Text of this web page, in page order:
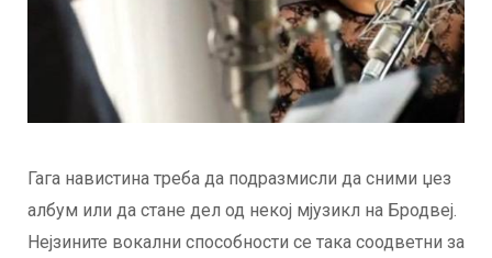
Гага навистина треба да подразмисли да сними џез
албум или да стане дел од некој мјузикл на Бродвеј.
Нејзините вокални способности се така соодветни за